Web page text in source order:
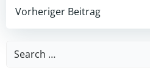
Post
navigation
Vorheriger Beitrag
Search